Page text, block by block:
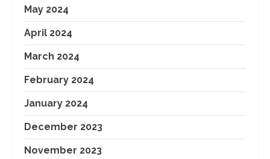
May 2024
April 2024
March 2024
February 2024
January 2024
December 2023
November 2023